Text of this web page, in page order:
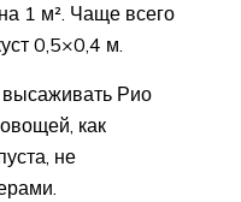
1 м². Чаще всего
0,5×0,4 м.
Рио
как
не